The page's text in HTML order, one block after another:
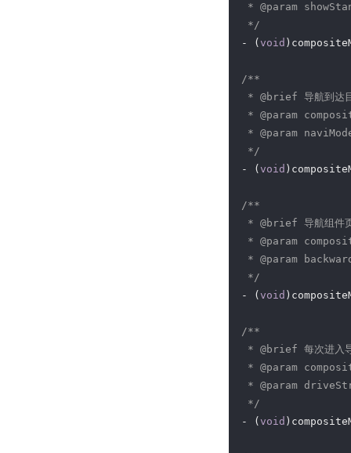
* @param
*/
- ( void
/**
* @brief 导航到达
* @param
* @param
*/
- ( void
/**
* @brief 导航组件
* @param
* @param
*/
- ( void
/**
* @brief 每次进入
* @param
* @param
*/
- ( void